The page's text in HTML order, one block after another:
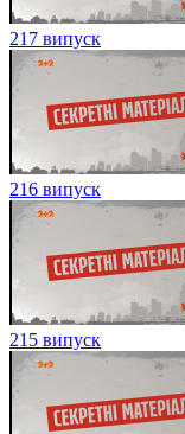
217 випуск
216 випуск
215 випуск